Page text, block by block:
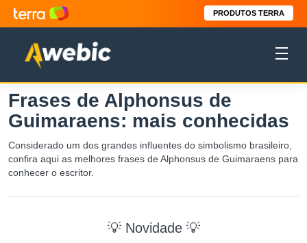
PRODUTOS TERRA
Frases de Alphonsus de
Guimaraens: mais conhecidas
Considerado um dos grandes influentes do simbolismo brasileiro,
confira aqui as melhores frases de Alphonsus de Guimaraens para
conhecer o escritor.
💡 Novidade 💡